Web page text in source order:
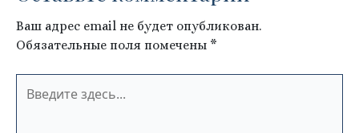
Ваш адрес email не будет опубликован.
Обязательные поля помечены *
здесь...